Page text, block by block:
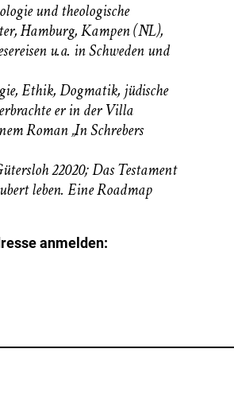
und theologische
Hamburg, Kampen (NL),
u.a. in Schweden und
Ethik, Dogmatik, jüdische
er in der Villa
Roman „In Schrebers
22020; Das Testament
leben. Eine Roadmap
anmelden: